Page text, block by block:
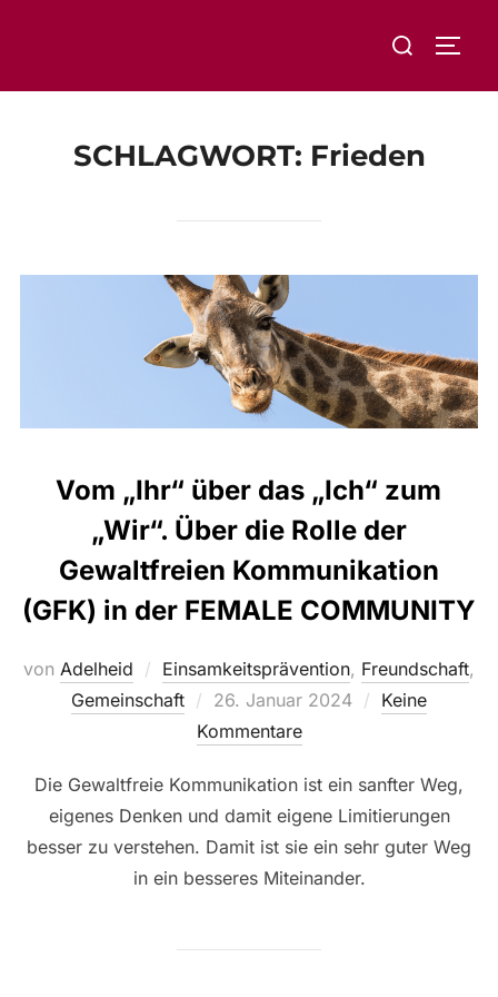
Suchen
SCHLAGWORT: Frieden
Vom „Ihr“ über das „Ich“ zum
„Wir“. Über die Rolle der
Gewaltfreien Kommunikation
(GFK) in der FEMALE COMMUNITY
von Adelheid Einsamkeitsprävention, Freundschaft,
Gemeinschaft
Veröffentlicht
am
26. Januar 2024
Keine
Kommentare
Die Gewaltfreie Kommunikation ist ein sanfter Weg,
eigenes Denken und damit eigene Limitierungen
besser zu verstehen. Damit ist sie ein sehr guter Weg
in ein besseres Miteinander.